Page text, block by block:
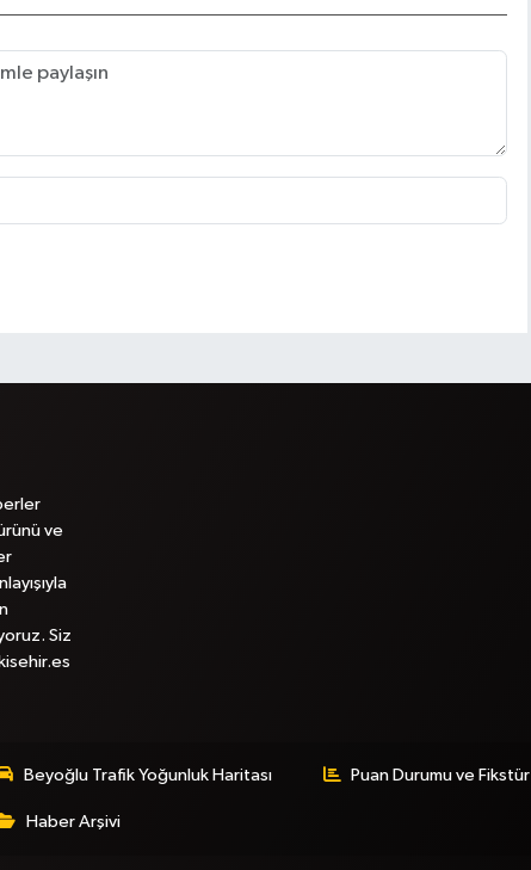
ve
Siz
Beyoğlu Trafik Yoğunluk Haritası Puan Durumu ve Fikstür
Haber Arşivi